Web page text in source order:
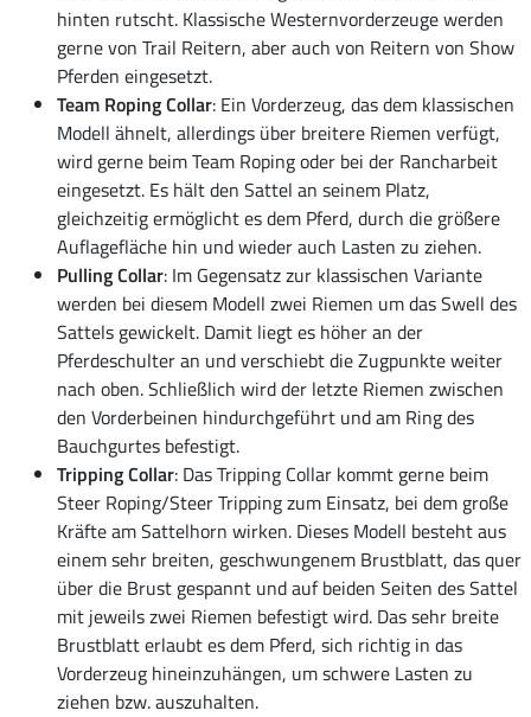
hinten rutscht. Klassische Westernvorderzeuge werden
gerne von Trail Reitern, aber auch von Reitern von Show
Pferden eingesetzt.
Team Roping Collar: Ein Vorderzeug, das dem klassischen
Modell ähnelt, allerdings über breitere Riemen verfügt,
wird gerne beim Team Roping oder bei der Rancharbeit
eingesetzt. Es hält den Sattel an seinem Platz,
gleichzeitig ermöglicht es dem Pferd, durch die größere
Auflagefläche hin und wieder auch Lasten zu ziehen.
Pulling Collar: Im Gegensatz zur klassischen Variante
werden bei diesem Modell zwei Riemen um das Swell des
Sattels gewickelt. Damit liegt es höher an der
Pferdeschulter an und verschiebt die Zugpunkte weiter
nach oben. Schließlich wird der letzte Riemen zwischen
den Vorderbeinen hindurchgeführt und am Ring des
Bauchgurtes befestigt.
Tripping Collar: Das Tripping Collar kommt gerne beim
Steer Roping/Steer Tripping zum Einsatz, bei dem große
Kräfte am Sattelhorn wirken. Dieses Modell besteht aus
einem sehr breiten, geschwungenem Brustblatt, das quer
über die Brust gespannt und auf beiden Seiten des Sattel
mit jeweils zwei Riemen befestigt wird. Das sehr breite
Brustblatt erlaubt es dem Pferd, sich richtig in das
Vorderzeug hineinzuhängen, um schwere Lasten zu
ziehen bzw. auszuhalten.